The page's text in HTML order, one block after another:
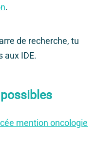
.
de recherche, tu
aux IDE.
mention oncologie